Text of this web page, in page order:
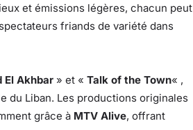
et émissions légères, chacun peut
friands de variété dans
El Akhbar » et « Talk of the Town« ,
du Liban. Les productions originales
grâce à MTV Alive, offrant